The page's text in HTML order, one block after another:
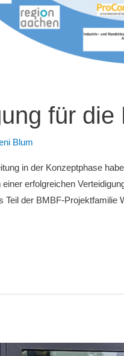
für
Blum
in der Konzeptphase
erfolgreichen
der BMBF-Projektfamilie